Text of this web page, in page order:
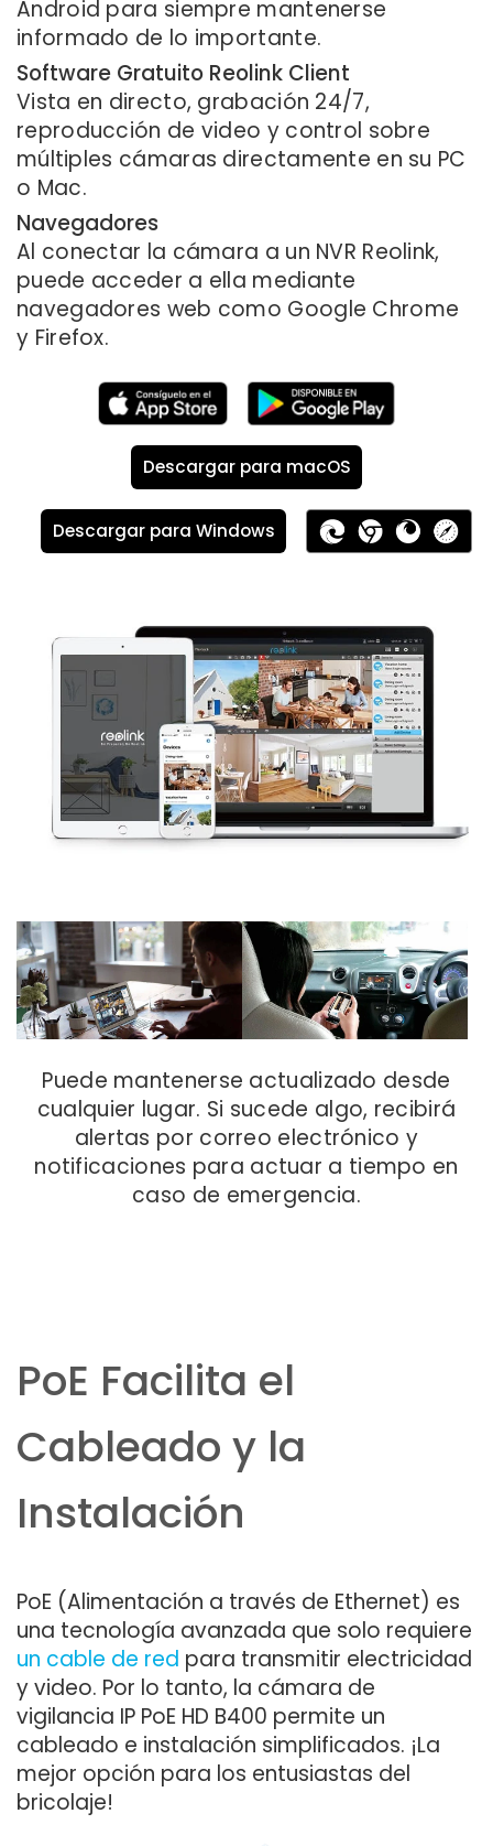
Android para siempre mantenerse
informado de lo importante.
Software Gratuito Reolink Client
Vista en directo, grabación 24/7,
reproducción de video y control sobre
múltiples cámaras directamente en su PC
o Mac.
Navegadores
Al conectar la cámara a un NVR Reolink,
puede acceder a ella mediante
navegadores web como Google Chrome
y Firefox.
Descargar para macOS
Descargar para Windows
Puede mantenerse actualizado desde
cualquier lugar. Si sucede algo, recibirá
alertas por correo electrónico y
notificaciones para actuar a tiempo en
caso de emergencia.
PoE Facilita el
Cableado y la
Instalación
PoE (Alimentación a través de Ethernet) es
una tecnología avanzada que solo requiere
un cable de red para transmitir electricidad
y video. Por lo tanto, la cámara de
vigilancia IP PoE HD B400 permite un
cableado e instalación simplificados. ¡La
mejor opción para los entusiastas del
bricolaje!